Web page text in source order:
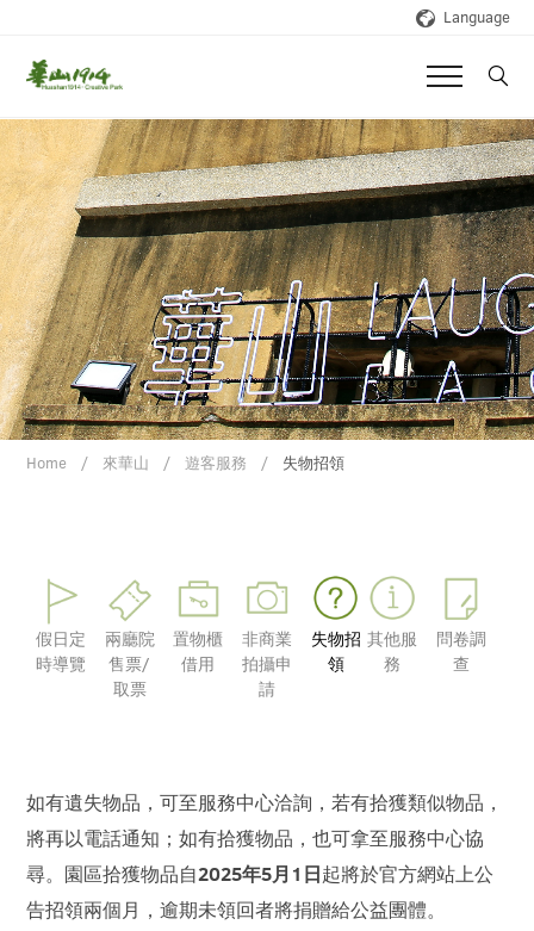
Language
Home 來華山 遊客服務 失物招領
假日定
時導覽
兩廳院
售票/
取票
置物櫃
借用
非商業
拍攝申
請
失物招
領
其他服
務
問卷調
查
如有遺失物品，可至服務中心洽詢，若有拾獲類似物品，
將再以電話通知；如有拾獲物品，也可拿至服務中心協
尋。園區拾獲物品自2025年5月1日起將於官方網站上公
告招領兩個月，逾期未領回者將捐贈給公益團體。